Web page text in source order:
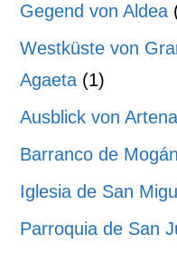
Gegend von Aldea
Westküste von
Agaeta (1)
Ausblick von
Barranco de Mogán
Iglesia de San
Parroquia de San